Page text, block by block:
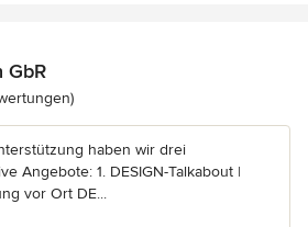
GbR
5 von 5 Sternen
haben wir drei
Angebote: 1. DESIGN-Talkabout |
vor Ort DE...